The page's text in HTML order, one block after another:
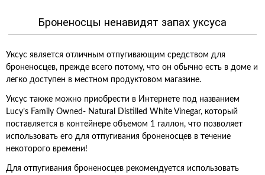
Броненосцы ненавидят запах уксуса
Уксус является отличным отпугивающим средством для
броненосцев, прежде всего потому, что он обычно есть в доме и
легко доступен в местном продуктовом магазине.
Уксус также можно приобрести в Интернете под названием
Lucy’s Family Owned- Natural Distilled White Vinegar, который
поставляется в контейнере объемом 1 галлон, что позволяет
использовать его для отпугивания броненосцев в течение
некоторого времени!
Для отпугивания броненосцев рекомендуется использовать